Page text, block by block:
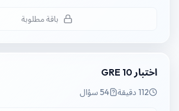
باقة مطلوبة
اختبار GRE 10
112 دقيقة 54 سؤال